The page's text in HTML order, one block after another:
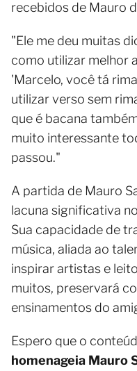
recebidos de Mauro
"Ele me deu muitas
como utilizar melhor
'Marcelo, você tá
utilizar verso sem
que é bacana
muito interessante
passou."
A partida de Mauro
lacuna significativa
Sua capacidade de
música, aliada ao
inspirar artistas e
muitos, preservará
ensinamentos do
Espero que o
homenageia Mauro